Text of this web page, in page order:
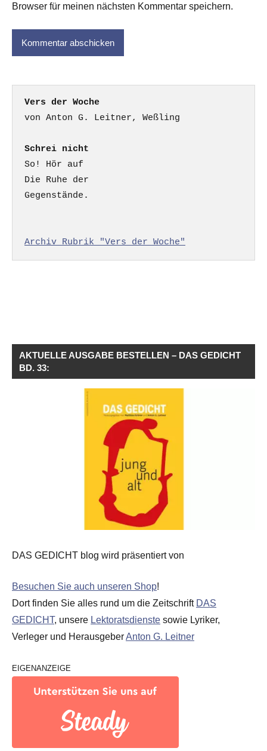
Browser für meinen nächsten Kommentar speichern.
Vers der Woche
Schrei nicht
So! Hör auf
Die Ruhe der
Gegenstände.
Archiv Rubrik "Vers der Woche"
AKTUELLE AUSGABE BESTELLEN – DAS GEDICHT
BD. 33:
DAS GEDICHT blog wird präsentiert von
Besuchen Sie auch unseren Shop!
Dort finden Sie alles rund um die Zeitschrift DAS
GEDICHT, unsere Lektoratsdienste sowie Lyriker,
Verleger und HerausgeberAnton G. Leitner
EIGENANZEIGE